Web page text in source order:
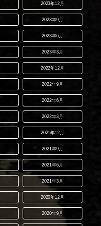
2023年12月
2023年9月
2023年6月
2023年3月
2022年12月
2022年9月
2022年6月
2022年3月
2021年12月
2021年9月
2021年6月
2021年3月
2020年12月
2020年9月